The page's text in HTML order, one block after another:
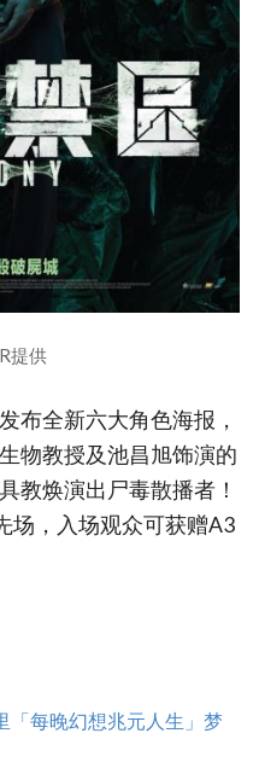
提供
布全新六大角色海报，
物教授及池昌旭饰演的
教焕演出尸毒散播者！
场，入场观众可获赠A3
「每晚幻想兆元人生」梦